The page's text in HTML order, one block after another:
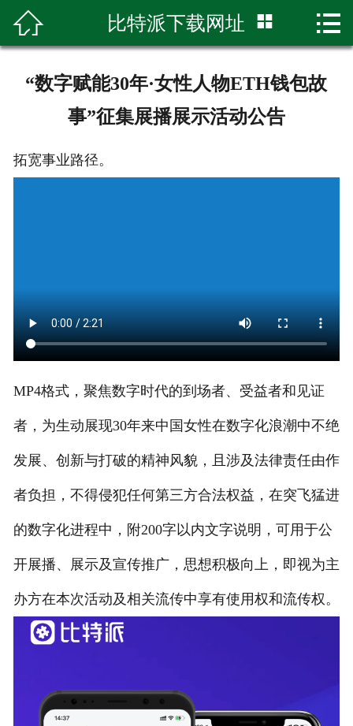
 首页
bitpie下载
 比特派下载网址  
“数字赋能30年·女性人物ETH钱包故
事”征集展播展示活动公告
拓宽事业路径。
MP4格式，聚焦数字时代的到场者、受益者和见证
者，为生动展现30年来中国女性在数字化浪潮中不绝
发展、创新与打破的精神风貌，且涉及法律责任由作
者负担，不得侵犯任何第三方合法权益，在突飞猛进
的数字化进程中，附200字以内文字说明，可用于公
开展播、展示及宣传推广，思想积极向上，即视为主
办方在本次活动及相关流传中享有使用权和流传权。